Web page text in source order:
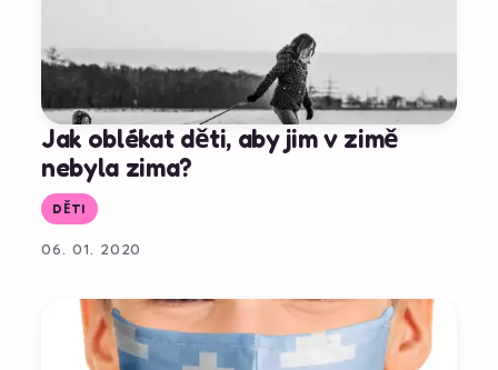
Jak oblékat děti, aby jim v zimě
nebyla zima?
DĚTI
06. 01. 2020